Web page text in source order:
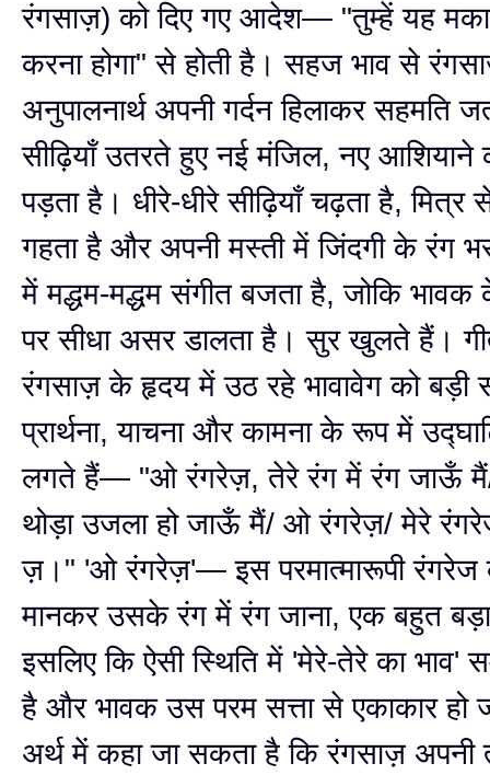
रंगसाज़) को दिए गए आदेश— "तुम्हें यह
करना होगा" से होती है। सहज भाव से
अनुपालनार्थ अपनी गर्दन हिलाकर सहमति
सीढ़ियाँ उतरते हुए नई मंजिल, नए
पड़ता है। धीरे-धीरे सीढ़ियाँ चढ़ता है,
गहता है और अपनी मस्ती में जिंदगी के रंग
में मद्धम-मद्धम संगीत बजता है, जोकि भावक
पर सीधा असर डालता है। सुर खुलते हैं।
रंगसाज़ के हृदय में उठ रहे भावावेग को बड़ी
प्रार्थना, याचना और कामना के रूप में
लगते हैं— "ओ रंगरेज़, तेरे रंग में रंग जाऊँ मैं/
थोड़ा उजला हो जाऊँ मैं/ ओ रंगरेज़/ मेरे
ज़।" 'ओ रंगरेज़'— इस परमात्मारूपी रंगरेज
मानकर उसके रंग में रंग जाना, एक बहुत
इसलिए कि ऐसी स्थिति में 'मेरे-तेरे का भाव'
है और भावक उस परम सत्ता से एकाकार हो
अर्थ में कहा जा सकता है कि रंगसाज़ अपनी